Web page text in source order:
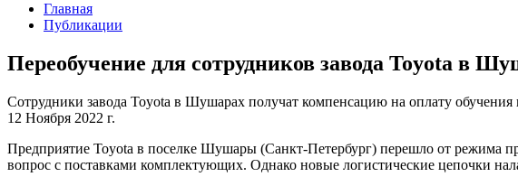
Главная
Публикации
Переобучение для сотрудников завода Toyota в
Сотрудники завода Toyota в Шушарах получат компенсацию на оплату
12 Ноября 2022 г.
Предприятие Toyota в поселке Шушары (Санкт-Петербург) перешло от режима
вопрос с поставками комплектующих. Однако новые логистические цепочки